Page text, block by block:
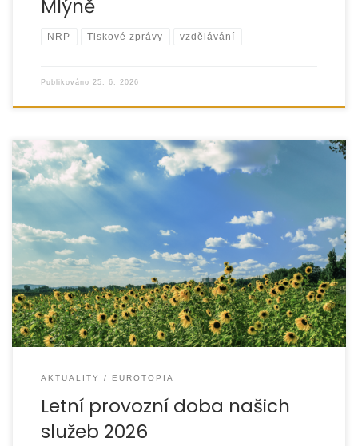
Mlýně
NRP Tiskové zprávy vzdělávání
Publikováno 25. 6. 2026
S blížícím se letním obdobím oznamujeme změnu
provozní doby našich služeb. V průběhu měsíců července
a srpna pořádáme řadu zážitkových a pobytových akcí
pro […]
AKTUALITY EUROTOPIA
Letní provozní doba našich
služeb 2026